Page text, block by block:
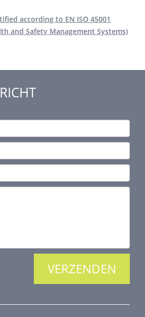
according to EN ISO 45001
and Safety Management Systems)